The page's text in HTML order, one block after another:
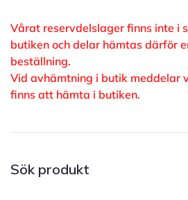
Vårat reservdelslager finns inte i
butiken och delar hämtas därför
beställning.
Vid avhämtning i butik meddelar
finns att hämta i butiken.
Sök produkt